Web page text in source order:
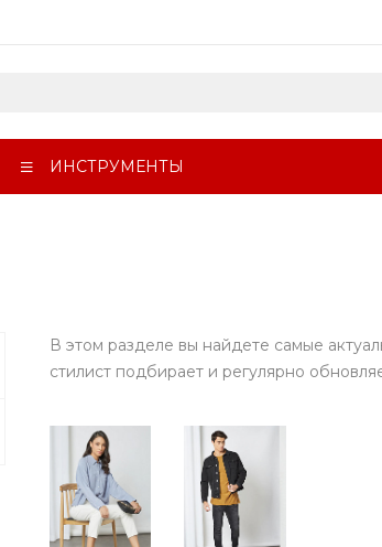
ИНСТРУМЕНТЫ
В этом разделе вы найдете самые
стилист подбирает и регулярно